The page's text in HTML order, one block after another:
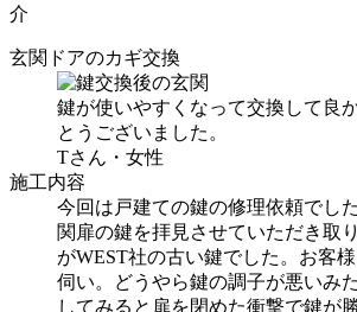
介
玄関ドアのカギ交換
鍵が使いやすくなって交換して良
とうございました。
Tさん・女性
施工内容
今回は戸建ての鍵の修理依頼でし
関扉の鍵を拝見させていただき取
がWEST社の古い鍵でした。お客
伺い。どうやら鍵の調子が悪いみ
してみると扉を閉めた衝撃で鍵が